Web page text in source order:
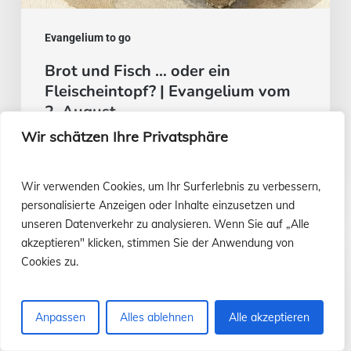
Wir schätzen Ihre Privatsphäre
Wir verwenden Cookies, um Ihr Surferlebnis zu verbessern,
personalisierte Anzeigen oder Inhalte einzusetzen und
unseren Datenverkehr zu analysieren. Wenn Sie auf „Alle
akzeptieren" klicken, stimmen Sie der Anwendung von
Cookies zu.
Anpassen Alles ablehnen Alle akzeptieren
Evangelium to go
Brot und Fisch … oder ein
Fleischeintopf? | Evangelium vom
2. August
Evangelium
vom
Juli